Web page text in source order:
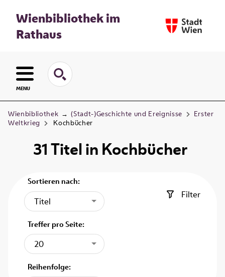
Wienbibliothek im
Rathaus
MENU
Wienbibliothek → (Stadt-)Geschichte und Ereignisse
Erster
Weltkrieg
Kochbücher
31Titelin Kochbücher
Sortieren nach:
Titel
Treffer pro Seite:
20
Reihenfolge:
Filter